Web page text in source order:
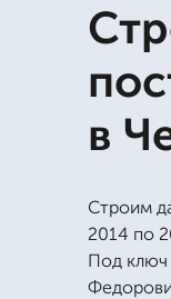
в
Строим
2014 по
Под ключ